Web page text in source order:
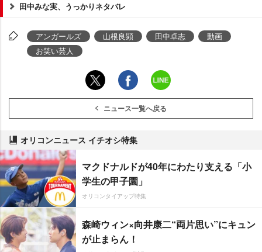
田中みな実、うっかりネタバレ
アンガールズ 山根良顕 田中卓志
動画
お笑い芸人
ニュース一覧へ戻る
オリコンニュース イチオシ特集
マクドナルドが40年にわたり支える「小
学生の甲子園」
オリコンタイアップ特集
森崎ウィン×向井康二“両片思い”にキュン
が止まらん！